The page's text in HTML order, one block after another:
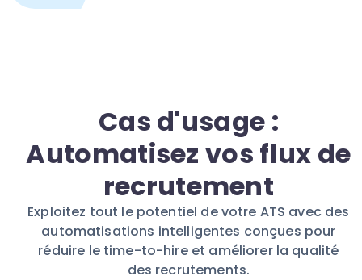
Cas d'usage :
Automatisez vos flux de
recrutement
Exploitez tout le potentiel de votre ATS avec des
automatisations intelligentes conçues pour
réduire le time-to-hire et améliorer la qualité
des recrutements.